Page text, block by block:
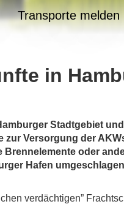
Transporte melden
in
Stadtgebiet
Versorgung der
oder
Hafen
verdächtigen”